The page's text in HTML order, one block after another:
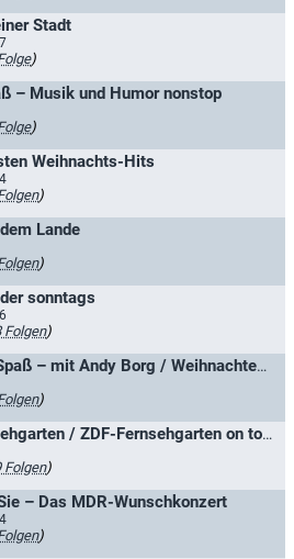
Stadt
)
– Musik und Humor nonstop
)
Weihnachts-Hits
)
Lande
)
sonntags
Folgen)
Schlager-Spaß – mit Andy Borg / Weihnachten mit Andy Borg
)
ZDF-Fernsehgarten / ZDF-Fernsehgarten on tour
Folgen)
– Das MDR-Wunschkonzert
)